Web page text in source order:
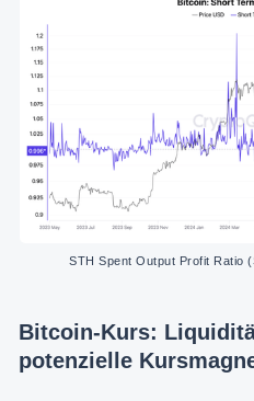
STH Spent Output Profit Ratio
Bitcoin-Kurs:
potenzielle